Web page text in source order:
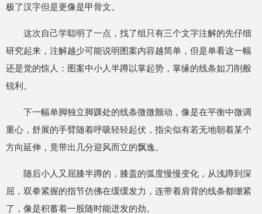
极了汉字但是更像是甲骨文。
这次自己学聪明了一点，找了组只有三个文字注解的先仔细
研究起来，注解越少可能说明图案内容越简单，但是单看这一幅
还是觉的惊人：图案中小人半蹲以掌起势，掌缘的线条如刀削般
锐利。
下一幅单脚独立脚踝处的线条微微颤动，像是在平衡中微调
重心，舒展的手臂随着呼吸轻轻起伏，指尖似有若无地朝着某个
方向延伸，竟带出几分迎风而立的飘逸。
随后小人又屈膝半蹲的，膝盖的弧度慢慢变化，从浅蹲到深
屈，双拳紧握的指节仿佛在缓缓发力，连带着肩背的线条都绷紧
了，像是积蓄着一股随时能迸发的劲。